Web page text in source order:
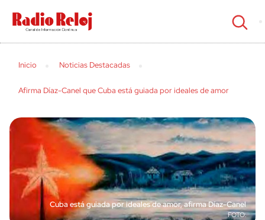
cerrar
Inicio Noticias Destacadas
Afirma Díaz-Canel que Cuba está guiada por ideales de amor
Cuba está guiada por ideales de amor, afirma Díaz-Canel